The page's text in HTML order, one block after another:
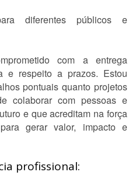
diferentes públicos e
com a entrega
e respeito a prazos. Estou
pontuais quanto projetos
colaborar com pessoas e
e que acreditam na força
gerar valor, impacto e
profissional: